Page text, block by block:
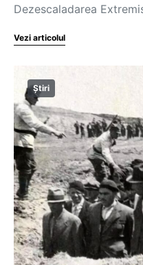
Dezescaladarea
Vezi articolul
Știri